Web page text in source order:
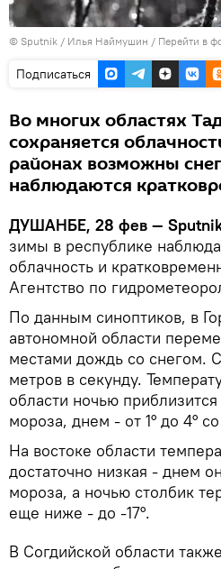
© Sputnik / Илья Наймушин / Перейти в
Подписаться
Во многих областях
сохраняется
районах возможны
наблюдаются
ДУШАНБЕ, 28 фев —
зимы в республике
облачность и
Агентство по
По данным синоптиков, в
автономной области
местами дождь со снегом.
метров в секунду.
области ночью
мороза, днем ​- от 1° до 4°
На востоке области
достаточно низкая - днем
мороза, а ночью столбик
еще ниже - до -17°.
В Согдийской области